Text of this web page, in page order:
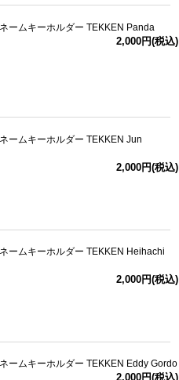
ームキーホルダー TEKKEN Panda
2,000円(税込)
ームキーホルダー TEKKEN Jun
2,000円(税込)
ームキーホルダー TEKKEN Heihachi
2,000円(税込)
ームキーホルダー TEKKEN Eddy Gordo
2,000円(税込)